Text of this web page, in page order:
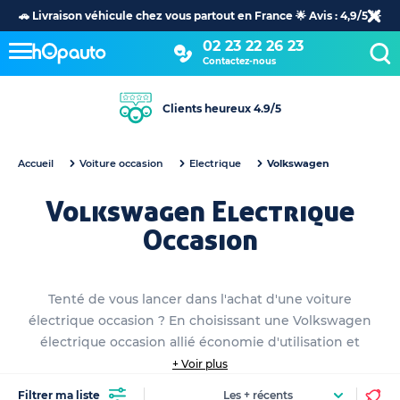
🚗 Livraison véhicule chez vous partout en France 🌟 Avis : 4,9/5 🌟
02 23 22 26 23
Contactez-nous
Clients heureux 4.9/5
Accueil Voiture occasion Electrique Volkswagen
Volkswagen Electrique
Occasion
Tenté de vous lancer dans l'achat d'une voiture
électrique occasion ? En choisissant une Volkswagen
électrique occasion allié économie d'utilisation et
aucune restriction dans le futur. Parcourez notre
catalogue afin de trouvez la véhicule électrique
+ Voir plus
Filtrer ma liste